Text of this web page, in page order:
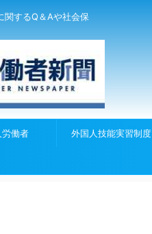
関するQ＆Aや社会保
働者 外国人技能実習制度